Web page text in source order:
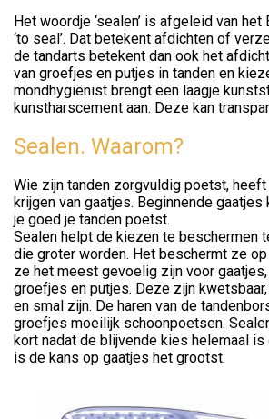
Het woordje ‘sealen’ is afgeleid van
‘to seal’. Dat betekent afdichten of
de tandarts betekent dan ook het
van groefjes en putjes in tanden en
mondhygiënist brengt een laagje
kunstharscement aan. Deze kan
Sealen. Waarom?
Wie zijn tanden zorgvuldig poetst,
krijgen van gaatjes. Beginnende
je goed je tanden poetst.
Sealen helpt de kiezen te beschermen
die groter worden. Het beschermt ze
ze het meest gevoelig zijn voor
groefjes en putjes. Deze zijn
en smal zijn. De haren van de
groefjes moeilijk schoonpoetsen.
kort nadat de blijvende kies helemaal is
is de kans op gaatjes het grootst.